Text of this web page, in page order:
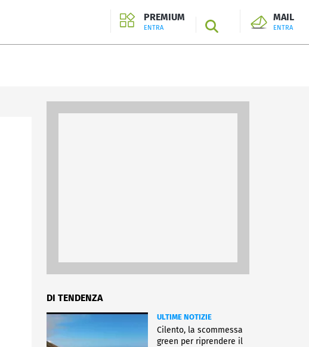
PREMIUM
ENTRA SEARCH
MAIL
ENTRA
DI TENDENZA
ULTIME NOTIZIE
Cilento, la scommessa
green per riprendere il